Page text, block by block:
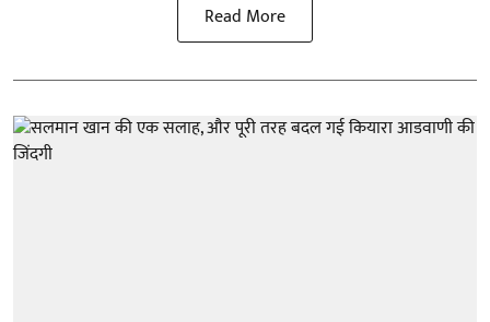
Read More